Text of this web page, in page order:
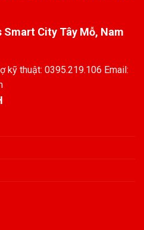
City Tây Mỗ, Nam
kỹ thuật: 0395.219.106 Email: